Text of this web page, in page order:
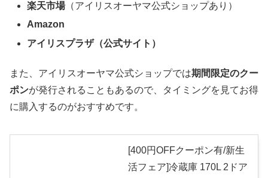
楽天市場（アイリスオーヤマ公式ショップあり）
Amazon
アイリスプラザ（公式サイト）
また、アイリスオーヤマ公式ショップでは期間限定のクー
ポンが発行されることもあるので、タイミングを見てお得
に購入するのがおすすめです。
[400円OFFクーポン有/新生
活フェア]冷蔵庫 170L 2ドア